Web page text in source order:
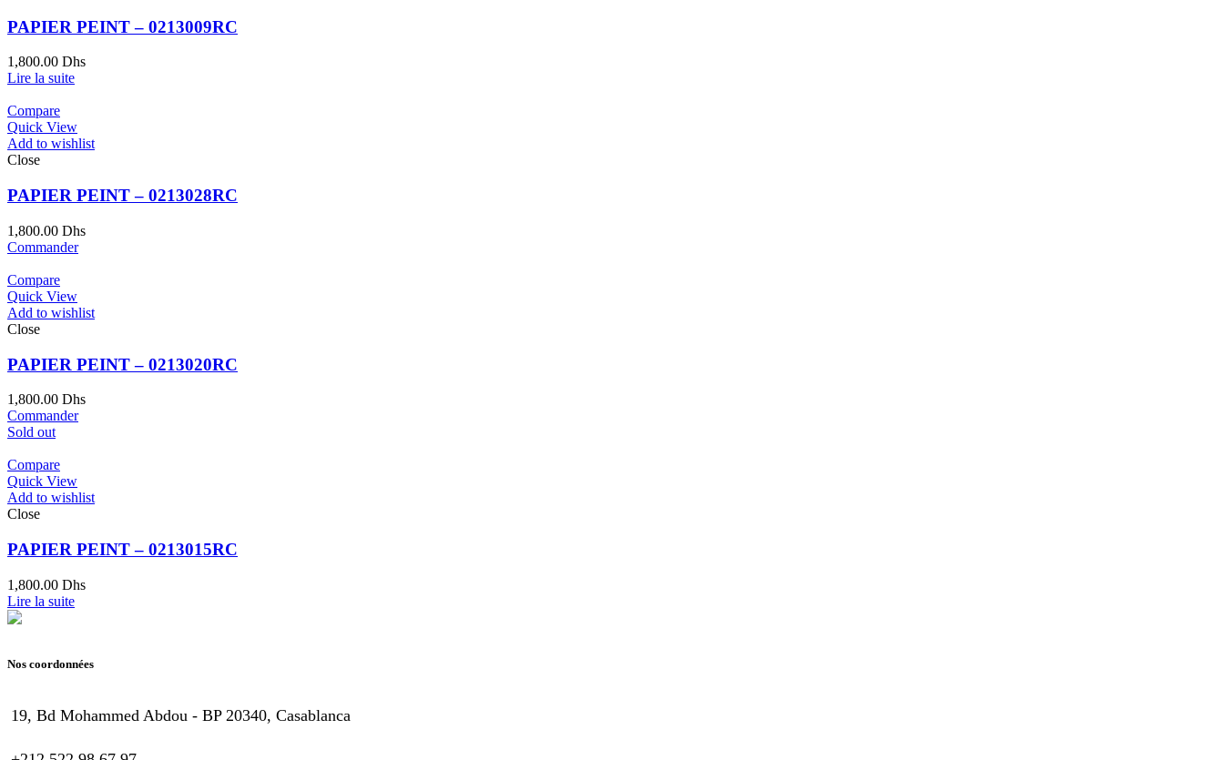
PAPIER PEINT – 0213009RC
1,800.00 Dhs
Lire la suite
Compare
Quick View
Add to wishlist
Close
PAPIER PEINT – 0213028RC
1,800.00 Dhs
Commander
Compare
Quick View
Add to wishlist
Close
PAPIER PEINT – 0213020RC
1,800.00 Dhs
Commander
Sold out
Compare
Quick View
Add to wishlist
Close
PAPIER PEINT – 0213015RC
1,800.00 Dhs
Lire la suite
Nos coordonnées
19, Bd Mohammed Abdou - BP 20340, Casablanca